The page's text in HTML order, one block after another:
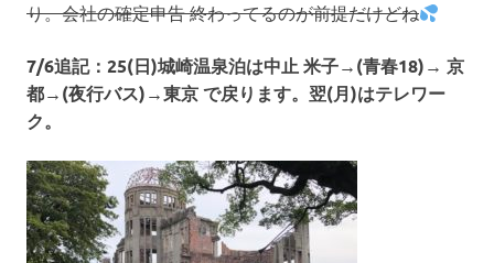
り。会社の確定申告 終わってるのが前提だけどね
7/6追記：25(日)城崎温泉泊は中止 米子→(青春18)→ 京
都→(夜行バス)→東京 で戻ります。翌(月)はテレワー
ク。